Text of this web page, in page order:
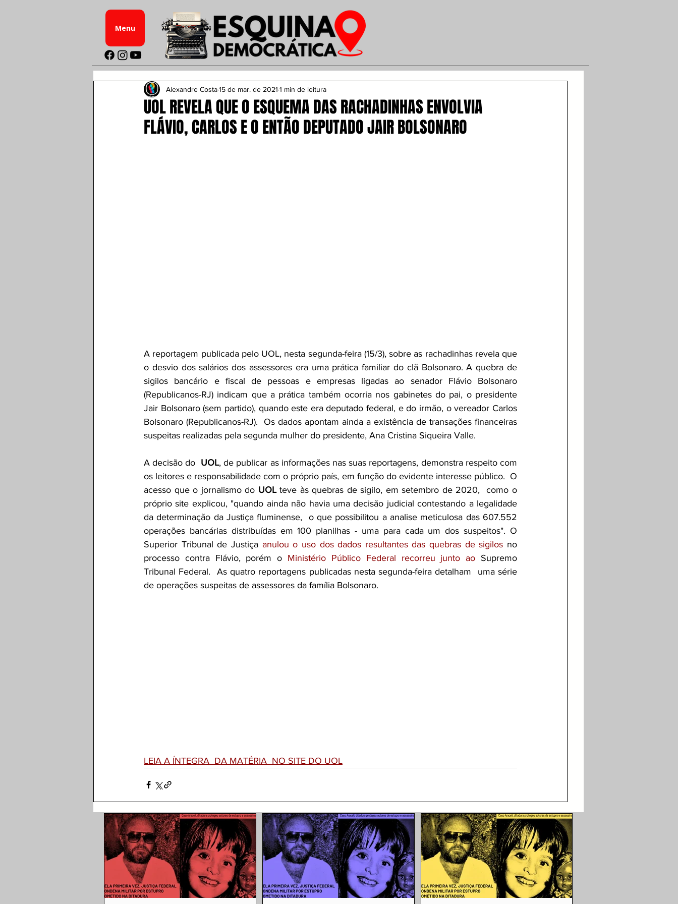
Menu
UOL REVELA QUE O ESQUEMA DAS RACHADINHAS ENVOLVIA
FLÁVIO, CARLOS E O ENTÃO DEPUTADO JAIR BOLSONARO
Alexandre Costa15 de mar. de 2021 1 min de leitura
A reportagem publicada pelo UOL, nesta segunda-feira (15/3), sobre as rachadinhas revela que
o desvio dos salários dos assessores era uma prática familiar do clã Bolsonaro. A quebra de
sigilos bancário e fiscal de pessoas e empresas ligadas ao senador Flávio Bolsonaro
(Republicanos-RJ) indicam que a prática também ocorria nos gabinetes do pai, o presidente
Jair Bolsonaro (sem partido), quando este era deputado federal, e do irmão, o vereador Carlos
Bolsonaro (Republicanos-RJ).  Os dados apontam ainda a existência de transações financeiras
suspeitas realizadas pela segunda mulher do presidente, Ana Cristina Siqueira Valle.
A decisão do UOL, de publicar as informações nas suas reportagens, demonstra respeito com
os leitores e responsabilidade com o próprio país, em função do evidente interesse público.  O
acesso que o jornalismo do UOL teve às quebras de sigilo, em setembro de 2020,  como o
próprio site explicou, "quando ainda não havia uma decisão judicial contestando a legalidade
da determinação da Justiça fluminense,  o que possibilitou a analise meticulosa das 607.552
operações bancárias distribuídas em 100 planilhas - uma para cada um dos suspeitos". O
Superior Tribunal de Justiça anulou o uso dos dados resultantes das quebras de sigilos no
processo contra Flávio, porém o Ministério Público Federal recorreu junto ao Supremo
Tribunal Federal.  As quatro reportagens publicadas nesta segunda-feira detalham  uma série
de operações suspeitas de assessores da família Bolsonaro.
LEIA A ÍNTEGRA  DA MATÉRIA  NO SITE DO UOL